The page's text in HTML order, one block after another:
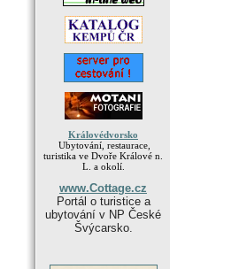
Královédvorsko
Ubytování, restaurace,
turistika ve Dvoře Králové n.
L. a okolí.
www.Cottage.cz
Portál o turistice a
ubytování v NP České
Švýcarsko.